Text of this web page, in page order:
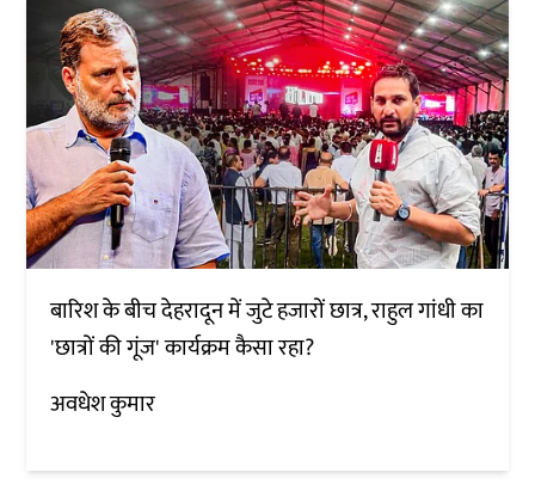
बारिश के बीच देहरादून में जुटे हजारों छात्र, राहुल गांधी का
'छात्रों की गूंज' कार्यक्रम कैसा रहा?
अवधेश कुमार